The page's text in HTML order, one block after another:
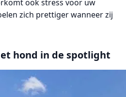
ook stress voor uw
zich prettiger wanneer zij
hond in de spotlight